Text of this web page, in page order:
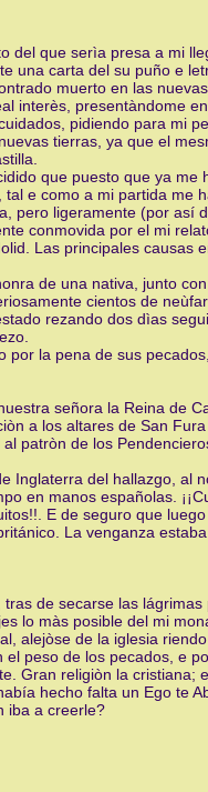
del que serìa presa a mi
una carta del su puño e
muerto en las
interès, presentàndome
pidiendo para mi
tierras, ya que el
que puesto que ya
tal e como a mi partida me
pero ligeramente (por así
conmovida por el mi
Las principales causas
de una nativa, junto
cientos de
rezando dos dìas
la pena de sus
señora la Reina de
a los altares de San
patròn de los
Inglaterra del hallazgo, al
en manos españolas.
E de seguro que
La venganza
de secarse las
lo màs posible del mi
alejòse de la iglesia
peso de los pecados, e
Gran religiòn la cristiana;
hecho falta un Ego te
iba a creerle?